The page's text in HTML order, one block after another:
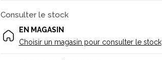
Consulter le stock
EN MAGASIN
Choisir un magasin pour consulter le stock